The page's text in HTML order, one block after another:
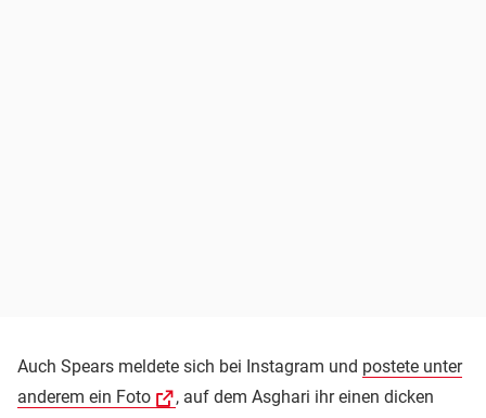
Auch Spears meldete sich bei Instagram und postete unter
anderem ein Foto
, auf dem Asghari ihr einen dicken